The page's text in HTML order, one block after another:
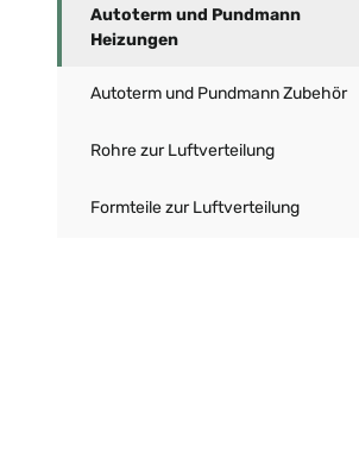
Autoterm und Pundmann
Heizungen
Autoterm und Pundmann Zubehör
Rohre zur Luftverteilung
Formteile zur Luftverteilung